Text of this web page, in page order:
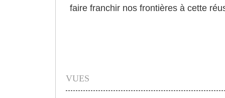
faire franchir nos frontières à cette
VUES